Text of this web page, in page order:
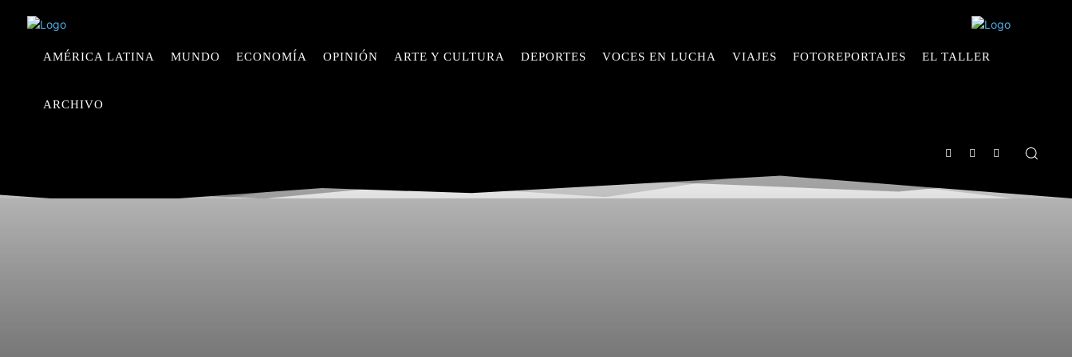
AMÉRICA LATINA MUNDO ECONOMÍA OPINIÓN ARTE Y CULTURA DEPORTES VOCES EN LUCHA VIAJES FOTOREPORTAJES EL TALLER
ARCHIVO